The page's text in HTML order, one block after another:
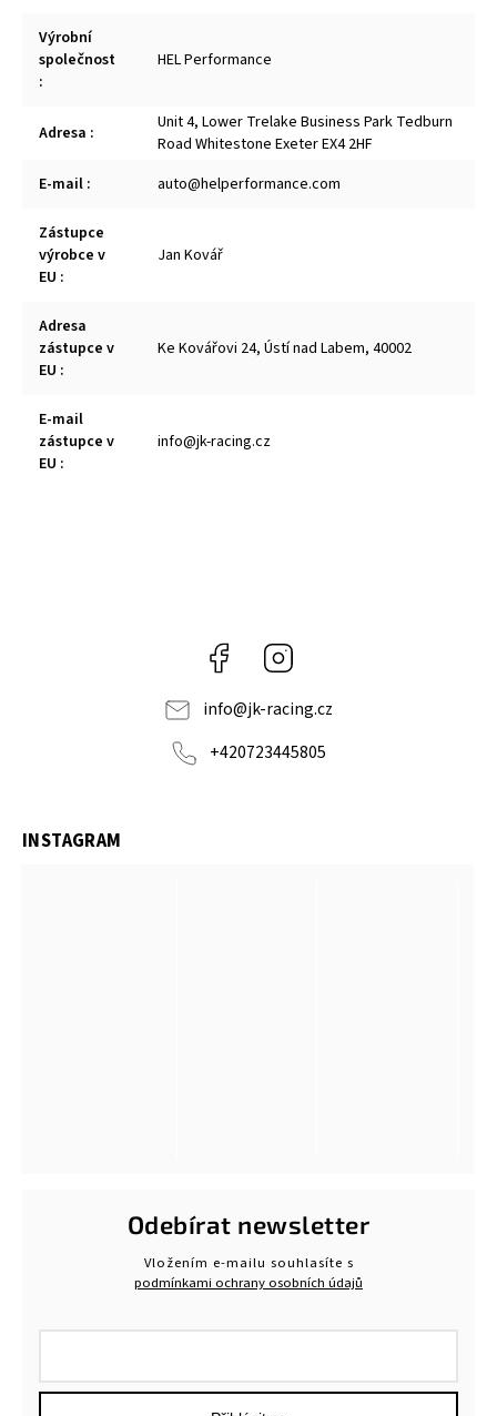
Výrobní
společnost
:
HEL Performance
Adresa :
Unit 4, Lower Trelake Business Park Tedburn
Road Whitestone Exeter EX4 2HF
E-mail : auto@helperformance.com
Zástupce
výrobce v
EU :
Jan Kovář
Adresa
zástupce v
EU :
Ke Kovářovi 24, Ústí nad Labem, 40002
E-mail
zástupce v
EU :
info@jk-racing.cz
Facebook
info@jk-racing.cz
+420723445805
INSTAGRAM
Odebírat newsletter
Vložením e-mailu souhlasíte s
podmínkami ochrany osobních údajů